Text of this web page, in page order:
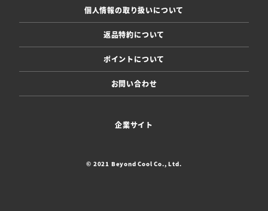
個人情報の取り扱いについて
返品特約について
ポイントについて
お問い合わせ
企業サイト
© 2021 Beyond Cool Co., Ltd.